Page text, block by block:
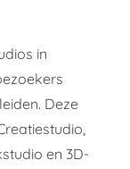
in
Deze
en 3D-